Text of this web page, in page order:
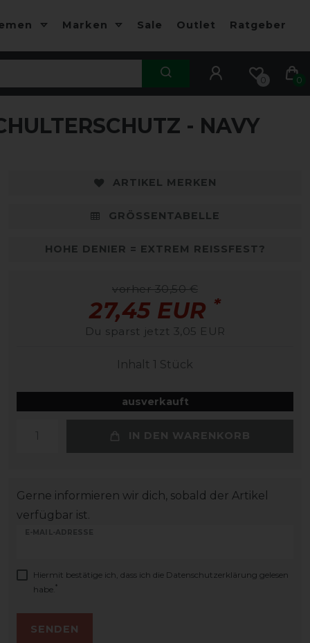
Marken Sale Outlet Ratgeber
0 0
- NAVY
ARTIKEL MERKEN
GRÖSSENTABELLE
HOHE DENIER = EXTREM REISSFEST?
vorher 30,50 €
27,45 EUR *
Du sparst jetzt 3,05 EUR
Inhalt 1 Stück
ausverkauft
IN DEN WARENKORB
Gerne informieren wir dich, sobald der Artikel
verfügbar ist.
E-MAIL-ADRESSE
Hiermit bestätige ich, dass ich die Daten­schutz­erklärung gelesen
habe. *
SENDEN